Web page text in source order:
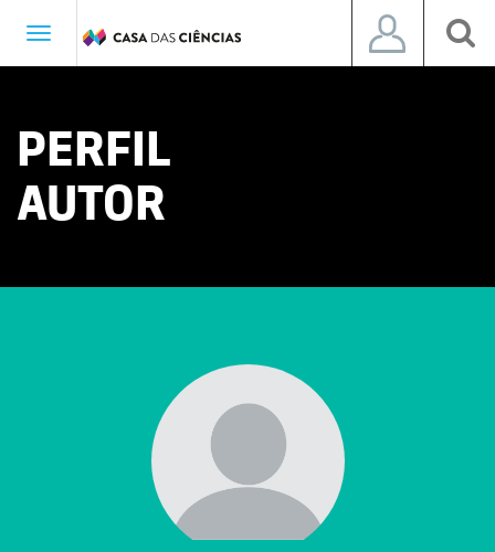
Toggle
PERFIL
AUTOR